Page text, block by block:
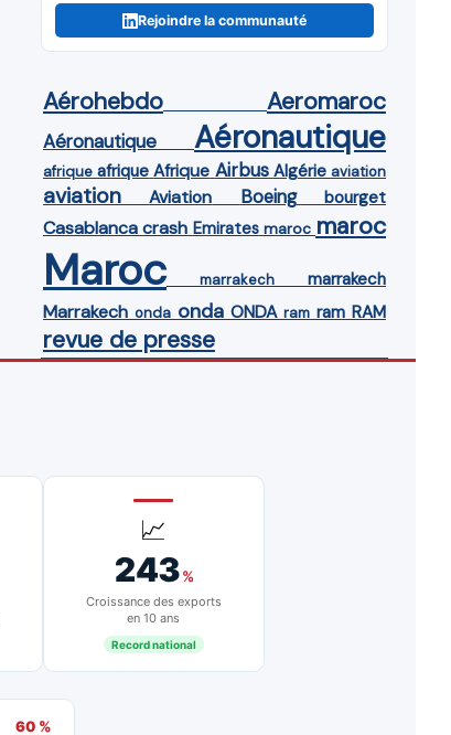
Rejoindre la communauté
Aérohebdo Aeromaroc
Aéronautique Aéronautique
afrique afrique Afrique Airbus Algérie aviation
aviation Aviation Boeing bourget
Casablanca crash Emirates maroc maroc
Maroc marrakech marrakech
Marrakech onda onda ONDA ram ram RAM
revue de presse
📈
243%
Croissance des exports
en 10 ans
Record national
60 %